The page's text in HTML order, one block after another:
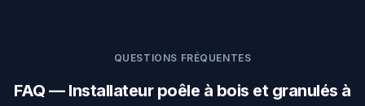
QUESTIONS FRÉQUENTES
FAQ — Installateur poêle à bois et granulés à